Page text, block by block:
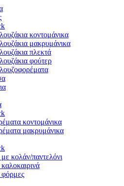
κοντομάνικα
μακρυμάνικα
πλεκτά
φούτερ
κοντομάνικα
μακρυμάνικα
κολάν/παντελόνι
φόρμες